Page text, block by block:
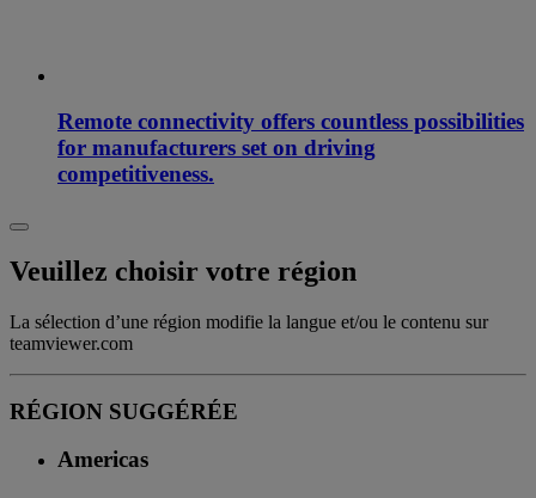
Remote connectivity offers countless possibilities
for manufacturers set on driving
competitiveness.
Veuillez choisir votre région
La sélection d’une région modifie la langue et/ou le contenu sur
teamviewer.com
RÉGION SUGGÉRÉE
Americas